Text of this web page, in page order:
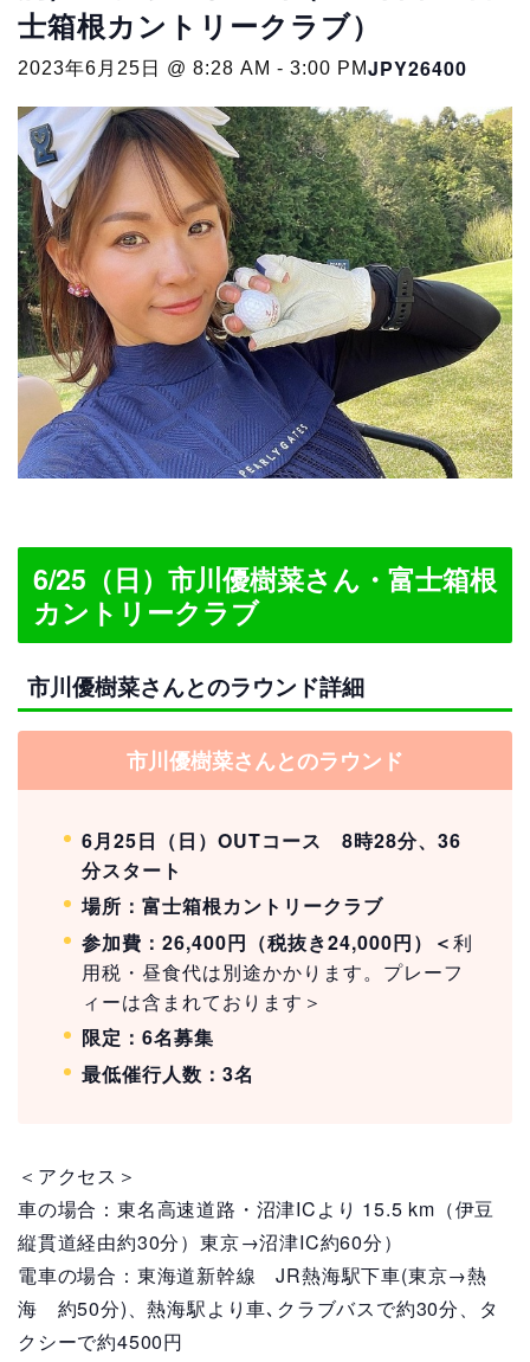
士箱根カントリークラブ）
2023年6月25日 @ 8:28 AM - 3:00 PMJPY26400
6/25（日）市川優樹菜さん・富士箱根
カントリークラブ
市川優樹菜さんとのラウンド詳細
市川優樹菜さんとのラウンド
6月25日（日）OUTコース 8時28分、36
分スタート
場所：富士箱根カントリークラブ
参加費：26,400円（税抜き24,000円）＜利
用税・昼食代は別途かかります。プレーフ
ィーは含まれております＞
限定：6名募集
最低催行人数：3名
＜アクセス＞
車の場合：東名高速道路・沼津ICより 15.5 km（伊豆
縦貫道経由約30分）東京→沼津IC約60分）
電車の場合：東海道新幹線 JR熱海駅下車(東京→熱
海 約50分)、熱海駅より車､クラブバスで約30分、タ
クシーで約4500円